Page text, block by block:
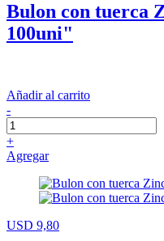
Bulon con tuerca
100uni"
Añadir al carrito
-
+
Agregar
USD 9,80